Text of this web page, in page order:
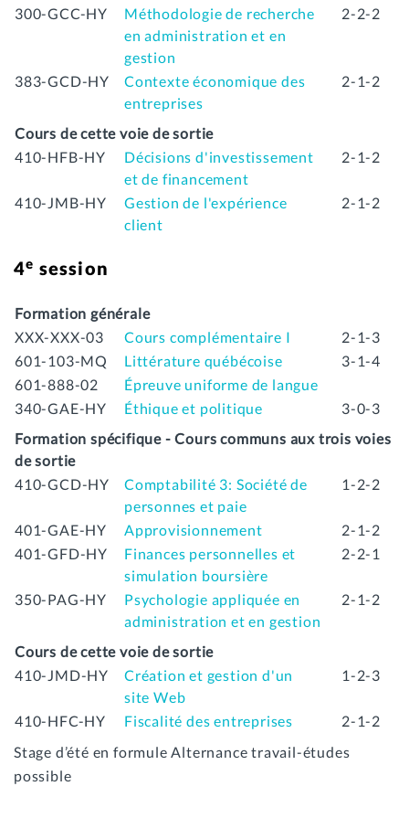
300-GCC-HY
Méthodologie de recherche
en administration et en
gestion
2-2-2
383-GCD-HY
Contexte économique des
entreprises
2-1-2
Cours de cette voie de sortie
410-HFB-HY
Décisions d'investissement
et de financement
2-1-2
410-JMB-HY
Gestion de l'expérience
client
2-1-2
4e session
Formation générale
XXX-XXX-03
Cours complémentaire I
2-1-3
601-103-MQ
Littérature québécoise
3-1-4
601-888-02
Épreuve uniforme de langue
340-GAE-HY
Éthique et politique
3-0-3
Formation spécifique - Cours communs aux trois voies
de sortie
410-GCD-HY
Comptabilité 3: Société de
personnes et paie
1-2-2
401-GAE-HY Approvisionnement
2-1-2
401-GFD-HY
Finances personnelles et
simulation boursière
2-2-1
350-PAG-HY
Psychologie appliquée en
administration et en gestion
2-1-2
Cours de cette voie de sortie
410-JMD-HY
Création et gestion d'un
site Web
1-2-3
410-HFC-HY Fiscalité des entreprises
2-1-2
Stage d’été en formule Alternance travail-études
possible